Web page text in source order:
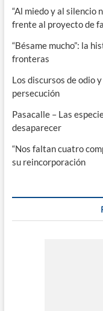
“Al miedo y al silencio
frente al proyecto de
“Bésame mucho”: la
fronteras
Los discursos de odio
persecución
Pasacalle – Las
desaparecer
“Nos faltan cuatro
su reincorporación